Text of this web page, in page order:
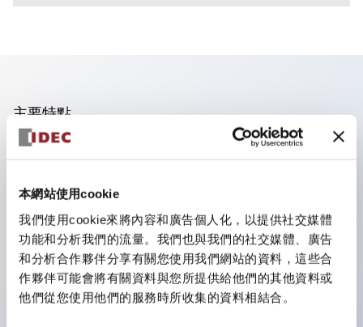
本網站使用cookie
我們使用cookie來將內容和廣告個人化，以提供社交媒體
功能和分析我們的流量。我們也與我們的社交媒體、廣告
和分析合作夥伴分享有關您使用我們網站的資料，這些合
作夥伴可能會將有關資料與您所提供給他們的其他資料或
他們從您使用他們的服務時所收集的資料相結合。
主要特點
明亮的LED照明
面板後深度27.9毫米
提供3PDT接點模組
接點額定電流5A
防護等級IP65